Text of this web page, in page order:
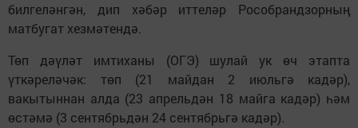
билгеләнгән, дип хәбәр иттеләр Рособрандзорның
матбугат хезмәтендә.
Төп дәүләт имтиханы (ОГЭ) шулай ук өч этапта
үткәреләчәк: төп (21 майдан 2 июльгә кадәр),
вакытыннан алда (23 апрельдән 18 майга кадәр) һәм
өстәмә (3 сентябрьдән 24 сентябрьгә кадәр).